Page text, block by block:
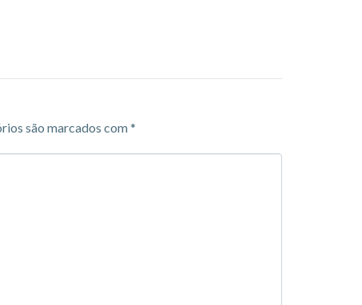
são marcados com*